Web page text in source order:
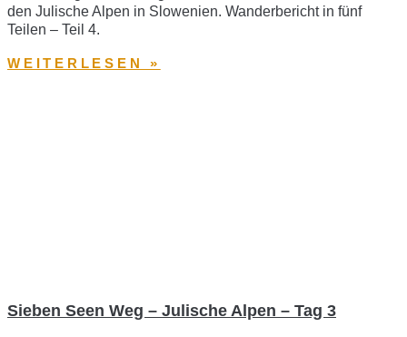
den Julische Alpen in Slowenien. Wanderbericht in fünf
Teilen – Teil 4.
WEITERLESEN »
Sieben Seen Weg – Julische Alpen – Tag 3